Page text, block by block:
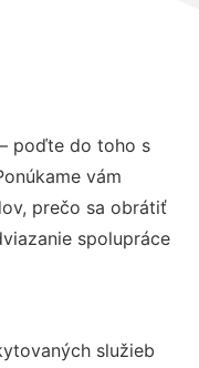
– poďte do toho s
vám
prečo sa obrátiť
spolupráce
služieb